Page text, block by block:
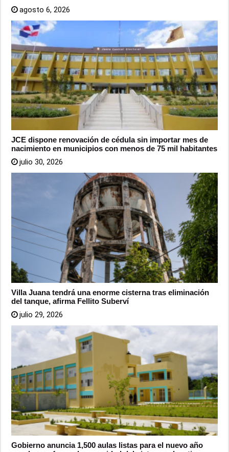
agosto 6, 2026
JCE dispone renovación de cédula sin importar mes de
nacimiento en municipios con menos de 75 mil habitantes
julio 30, 2026
Villa Juana tendrá una enorme cisterna tras eliminación
del tanque, afirma Fellito Suberví
julio 29, 2026
Gobierno anuncia 1,500 aulas listas para el nuevo año